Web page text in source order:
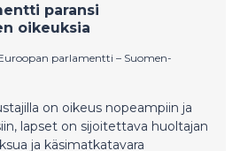
paransi
oikeuksia
parlamentti – Suomen-
on oikeus nopeampiin ja
lapset on sijoitettava huoltajan
ja käsimatkatavara